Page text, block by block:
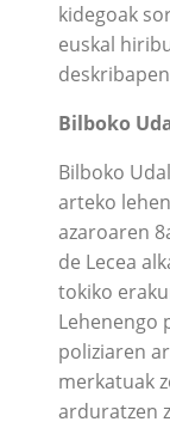
kidegoak
euskal
Bilboko
Bilboko
arteko
azaroaren
de Lecea
tokiko
Lehenengo
poliziaren
merkatuak
arduratzen